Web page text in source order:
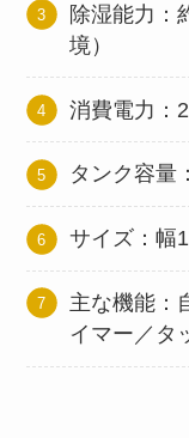
除湿能力：
境）
消費電力：
タンク容量
サイズ：幅
主な機能：
イマー／タ